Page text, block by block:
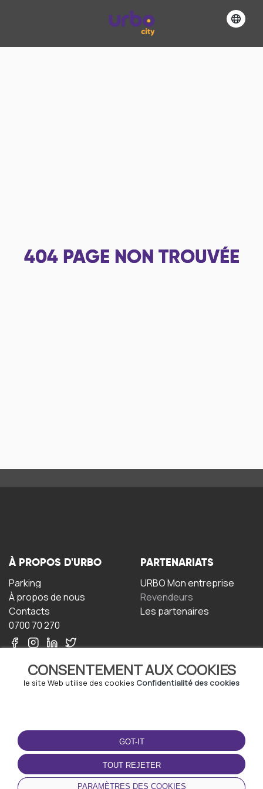
404 PAGE NON TROUVÉE
CONSENTEMENT AUX COOKIES
le site Web utilise des cookies Confidentialité des cookies
GOT-IT
TOUT REJETER
PARAMÈTRES DES COOKIES
À PROPOS D'URBO
Parking
À propos de nous
Contacts
0700 70 270
PARTENARIATS
URBO Mon entreprise
Revendeurs
Les partenaires
TERMS-OF-USE
Termes et conditions
Politique de confidentialité
Politique relative aux
cookies
TÉLÉCHARGEZ
L'APPLICATION